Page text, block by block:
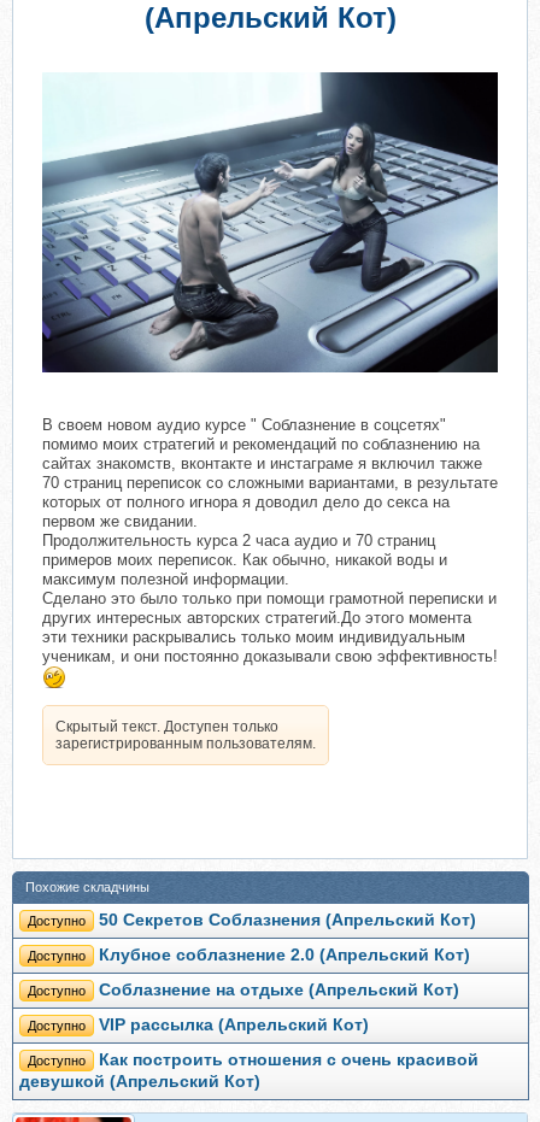
(Апрельский Кот)
В своем новом аудио курсе " Соблазнение в соцсетях"
помимо моих стратегий и рекомендаций по соблазнению на
сайтах знакомств, вконтакте и инстаграме я включил также
70 страниц переписок со сложными вариантами, в результате
которых от полного игнора я доводил дело до секса на
первом же свидании.
Продолжительность курса 2 часа аудио и 70 страниц
примеров моих переписок. Как обычно, никакой воды и
максимум полезной информации.
Сделано это было только при помощи грамотной переписки и
других интересных авторских стратегий.До этого момента
эти техники раскрывались только моим индивидуальным
ученикам, и они постоянно доказывали свою эффективность!
Скрытый текст. Доступен только
зарегистрированным пользователям.
Похожие складчины
Доступно 50 Секретов Соблазнения (Апрельский Кот)
Доступно Клубное соблазнение 2.0 (Апрельский Кот)
Доступно Соблазнение на отдыхе (Апрельский Кот)
Доступно VIP рассылка (Апрельский Кот)
Доступно
Как построить отношения с очень красивой
девушкой (Апрельский Кот)